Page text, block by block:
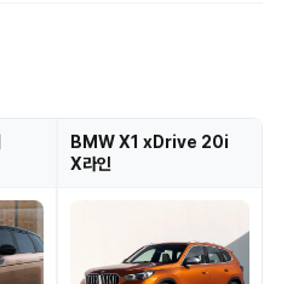
BMW X1 xDrive 20i
X라인